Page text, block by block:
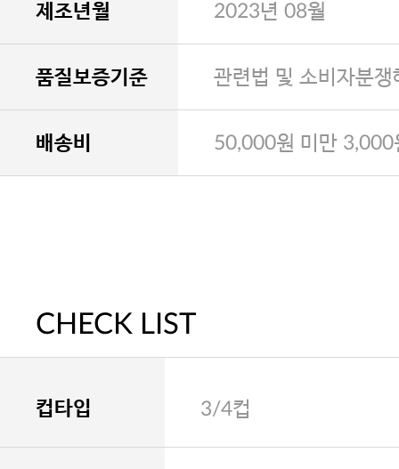
제조년월 2023년 08월
품질보증기준 관련법 및 소비자분
배송비 50,000원 미만 3,000
CHECK LIST
컵타입 3/4컵